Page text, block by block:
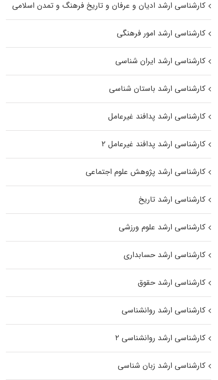
کارشناسی ارشد ادیان و عرفان و تاریخ فرهنگ و تمدن اسلامی
کارشناسی ارشد امور فرهنگی
کارشناسی ارشد ایران شناسی
کارشناسی ارشد باستان شناسی
کارشناسی ارشد پدافند غیرعامل
کارشناسی ارشد پدافند غیرعامل ۲
کارشناسی ارشد پژوهش علوم اجتماعی
کارشناسی ارشد تاریخ
کارشناسی ارشد علوم ورزشی
کارشناسی ارشد حسابداری
کارشناسی ارشد حقوق
کارشناسی ارشد روانشناسی
کارشناسی ارشد روانشناسی ۲
کارشناسی ارشد زبان شناسی